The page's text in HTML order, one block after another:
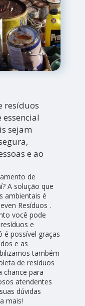
resíduos
sejam
e ao
de
A solução que
ambientais é
Resíduos .
você pode
e
é possível graças
e as
também
de resíduos
chance para
atendentes
dúvidas
mais!